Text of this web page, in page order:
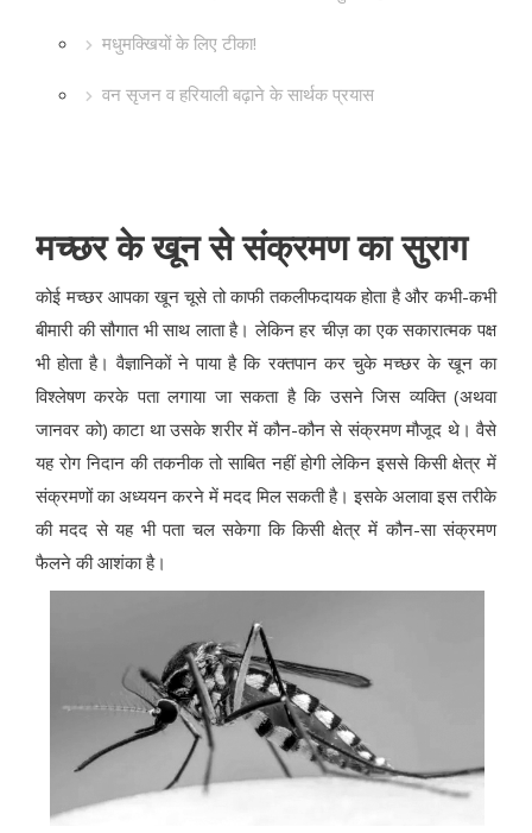
मधुमक्खियों के लिए टीका!
वन सृजन व हरियाली बढ़ाने के सार्थक प्रयास
मच्छर के खून से संक्रमण का सुराग
कोई मच्छर आपका खून चूसे तो काफी तकलीफदायक होता है और कभी-कभी
बीमारी की सौगात भी साथ लाता है। लेकिन हर चीज़ का एक सकारात्मक पक्ष
भी होता है। वैज्ञानिकों ने पाया है कि रक्तपान कर चुके मच्छर के खून का
विश्लेषण करके पता लगाया जा सकता है कि उसने जिस व्यक्ति (अथवा
जानवर को) काटा था उसके शरीर में कौन-कौन से संक्रमण मौजूद थे। वैसे
यह रोग निदान की तकनीक तो साबित नहीं होगी लेकिन इससे किसी क्षेत्र में
संक्रमणों का अध्ययन करने में मदद मिल सकती है। इसके अलावा इस तरीके
की मदद से यह भी पता चल सकेगा कि किसी क्षेत्र में कौन-सा संक्रमण
फैलने की आशंका है।